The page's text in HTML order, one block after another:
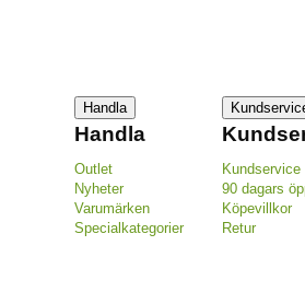
Handla
Handla
Outlet
Nyheter
Varumärken
Specialkategorier
Kundservice
90 dagars
Köpevillkor
Retur